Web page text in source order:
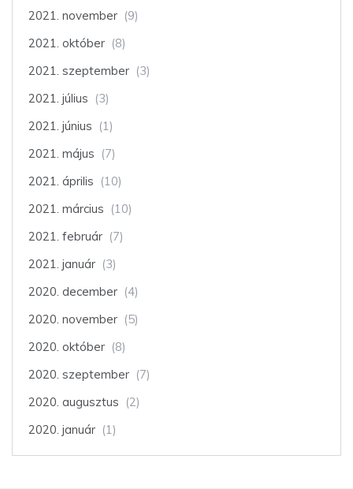
2021. november (9)
2021. október (8)
2021. szeptember (3)
2021. július (3)
2021. június (1)
2021. május (7)
2021. április (10)
2021. március (10)
2021. február (7)
2021. január (3)
2020. december (4)
2020. november (5)
2020. október (8)
2020. szeptember (7)
2020. augusztus (2)
2020. január (1)